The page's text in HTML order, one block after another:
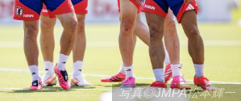
写真◎JMPA松本輝一